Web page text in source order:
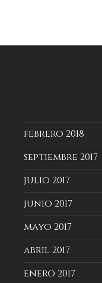
febrero 2018
septiembre 2017
julio 2017
junio 2017
mayo 2017
abril 2017
enero 2017